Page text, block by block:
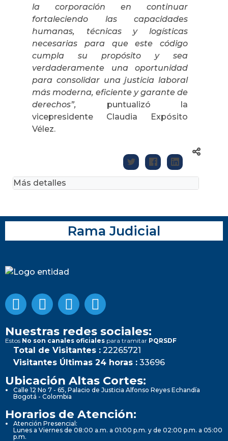
la corporación en continuar
fortaleciendo las capacidades
humanas, técnicas y logísticas
necesarias para que este código
cumpla su propósito y sea
verdaderamente una oportunidad
para consolidar una justicia laboral
más moderna, eficiente y garante de
derechos”,
puntualizó la
vicepresidente Claudia Expósito
Vélez.
Más detalles
Rama Judicial
Nuestras redes sociales:
Estos No son canales oficiales para tramitar PQRSDF
Total de Visitantes : 22265721
Visitantes Últimas 24 horas : 33696
Ubicación Altas Cortes:
Calle 12 No 7 - 65, Palacio de Justicia Alfonso Reyes Echandía
Bogotá - Colombia
Horarios de Atención:
Atención Presencial:
Lunes a Viernes de 08:00 a.m. a 01:00 p.m. y de 02:00 p.m. a 05:00
p.m.